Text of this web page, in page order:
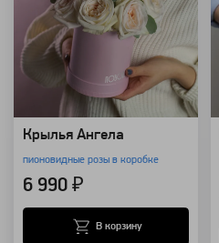
Крылья Ангела
пионовидные розы в коробке
6 990 ₽
В корзину